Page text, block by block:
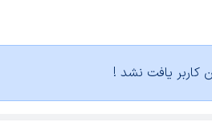
کاربر یافت نشد !